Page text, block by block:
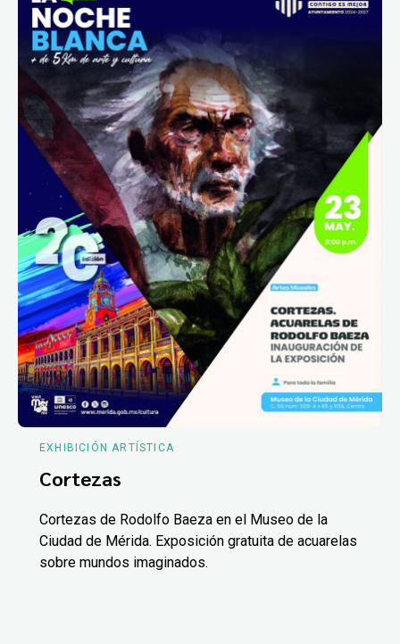
EXHIBICIÓN ARTÍSTICA
Cortezas
Cortezas de Rodolfo Baeza en el Museo de la
Ciudad de Mérida. Exposición gratuita de acuarelas
sobre mundos imaginados.